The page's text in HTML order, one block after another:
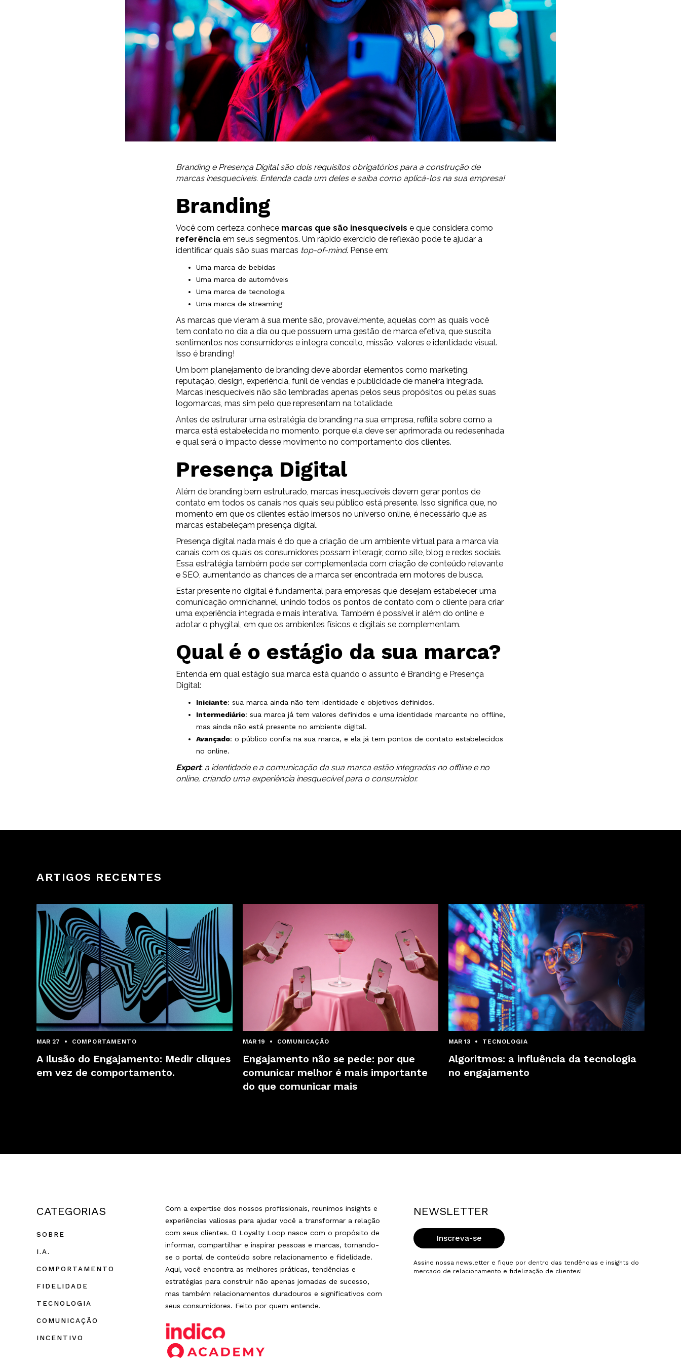
Branding e Presença Digital são dois requisitos obrigatórios para a construção de
marcas inesquecíveis. Entenda cada um deles e saiba como aplicá-los na sua empresa!
Branding
Você com certeza conhece marcas que são inesquecíveis e que considera como
referência em seus segmentos. Um rápido exercício de reflexão pode te ajudar a
identificar quais são suas marcas top-of-mind. Pense em:
Uma marca de bebidas
Uma marca de automóveis
Uma marca de tecnologia
Uma marca de streaming
As marcas que vieram à sua mente são, provavelmente, aquelas com as quais você
tem contato no dia a dia ou que possuem uma gestão de marca efetiva, que suscita
sentimentos nos consumidores e integra conceito, missão, valores e identidade visual.
Isso é branding!
Um bom planejamento de branding deve abordar elementos como marketing,
reputação, design, experiência, funil de vendas e publicidade de maneira integrada.
Marcas inesquecíveis não são lembradas apenas pelos seus propósitos ou pelas suas
logomarcas, mas sim pelo que representam na totalidade.
Antes de estruturar uma estratégia de branding na sua empresa, reflita sobre como a
marca está estabelecida no momento, porque ela deve ser aprimorada ou redesenhada
e qual será o impacto desse movimento no comportamento dos clientes.
Presença Digital
Além de branding bem estruturado, marcas inesquecíveis devem gerar pontos de
contato em todos os canais nos quais seu público está presente. Isso significa que, no
momento em que os clientes estão imersos no universo online, é necessário que as
marcas estabeleçam presença digital.
Presença digital nada mais é do que a criação de um ambiente virtual para a marca via
canais com os quais os consumidores possam interagir, como site, blog e redes sociais.
Essa estratégia também pode ser complementada com criação de conteúdo relevante
e SEO, aumentando as chances de a marca ser encontrada em motores de busca.
Estar presente no digital é fundamental para empresas que desejam estabelecer uma
comunicação omnichannel, unindo todos os pontos de contato com o cliente para criar
uma experiência integrada e mais interativa. Também é possível ir além do online e
adotar o phygital, em que os ambientes físicos e digitais se complementam.
Qual é o estágio da sua marca?
Entenda em qual estágio sua marca está quando o assunto é Branding e Presença
Digital:
Iniciante: sua marca ainda não tem identidade e objetivos definidos.
Intermediário: sua marca já tem valores definidos e uma identidade marcante no offline,
mas ainda não está presente no ambiente digital.
Avançado: o público confia na sua marca, e ela já tem pontos de contato estabelecidos
no online.
Expert: a identidade e a comunicação da sua marca estão integradas no offline e no
online, criando uma experiência inesquecível para o consumidor.
ARTIGOS RECENTES
MAR 27 COMPORTAMENTO
A Ilusão do Engajamento: Medir cliques
em vez de comportamento.
MAR 19 COMUNICAÇÃO
Engajamento não se pede: por que
comunicar melhor é mais importante
do que comunicar mais
MAR 13 TECNOLOGIA
Algoritmos: a influência da tecnologia
no engajamento
CATEGORIAS
SOBRE
I.A.
COMPORTAMENTO
FIDELIDADE
TECNOLOGIA
COMUNICAÇÃO
INCENTIVO
Com a expertise dos nossos profissionais, reunimos insights e
experiências valiosas para ajudar você a transformar a relação
com seus clientes. O Loyalty Loop nasce com o propósito de
informar, compartilhar e inspirar pessoas e marcas, tornando-
se o portal de conteúdo sobre relacionamento e fidelidade.
Aqui, você encontra as melhores práticas, tendências e
estratégias para construir não apenas jornadas de sucesso,
mas também relacionamentos duradouros e significativos com
seus consumidores. Feito por quem entende.
NEWSLETTER
Inscreva-se
Assine nossa newsletter e fique por dentro das tendências e insights do
mercado de relacionamento e fidelização de clientes!